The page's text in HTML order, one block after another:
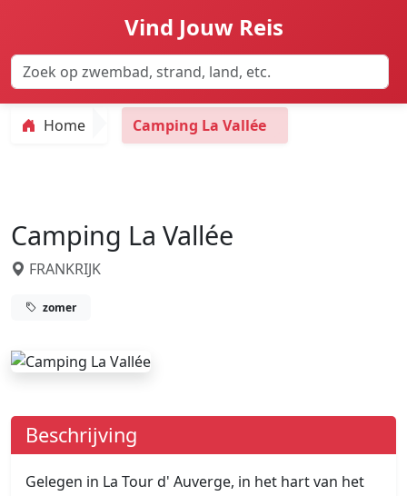
Vind Jouw Reis
Home Camping La Vallée
Camping La Vallée
FRANKRIJK
zomer
Beschrijving
Gelegen in La Tour d' Auverge, in het hart van het